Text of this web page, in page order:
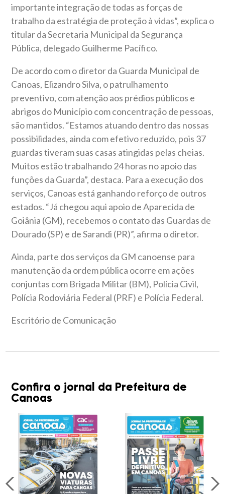
importante integração de todas as forças de
trabalho da estratégia de proteção à vidas”, explica o
titular da Secretaria Municipal da Segurança
Pública, delegado Guilherme Pacífico.
De acordo com o diretor da Guarda Municipal de
Canoas, Elizandro Silva, o patrulhamento
preventivo, com atenção aos prédios públicos e
abrigos do Município com concentração de pessoas,
são mantidos. “Estamos atuando dentro das nossas
possibilidades, ainda com efetivo reduzido, pois 37
guardas tiveram suas casas atingidas pelas cheias.
Muitos estão trabalhando 24 horas no apoio das
funções da Guarda”, destaca. Para a execução dos
serviços, Canoas está ganhando reforço de outros
estados. “Já chegou aqui apoio de Aparecida de
Goiânia (GM), recebemos o contato das Guardas de
Dourado (SP) e de Sarandi (PR)”, afirma o diretor.
Ainda, parte dos serviços da GM canoense para
manutenção da ordem pública ocorre em ações
conjuntas com Brigada Militar (BM), Polícia Civil,
Polícia Rodoviária Federal (PRF) e Polícia Federal.
Escritório de Comunicação
Confira o jornal da Prefeitura de
Canoas